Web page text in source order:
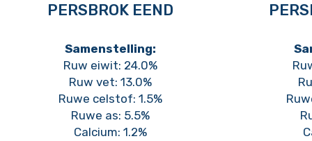
PERSBROK EEND
Samenstelling:
Ruw eiwit: 24.0%
Ruw vet: 13.0%
Ruwe celstof: 1.5%
Ruwe as: 5.5%
Calcium: 1.2%